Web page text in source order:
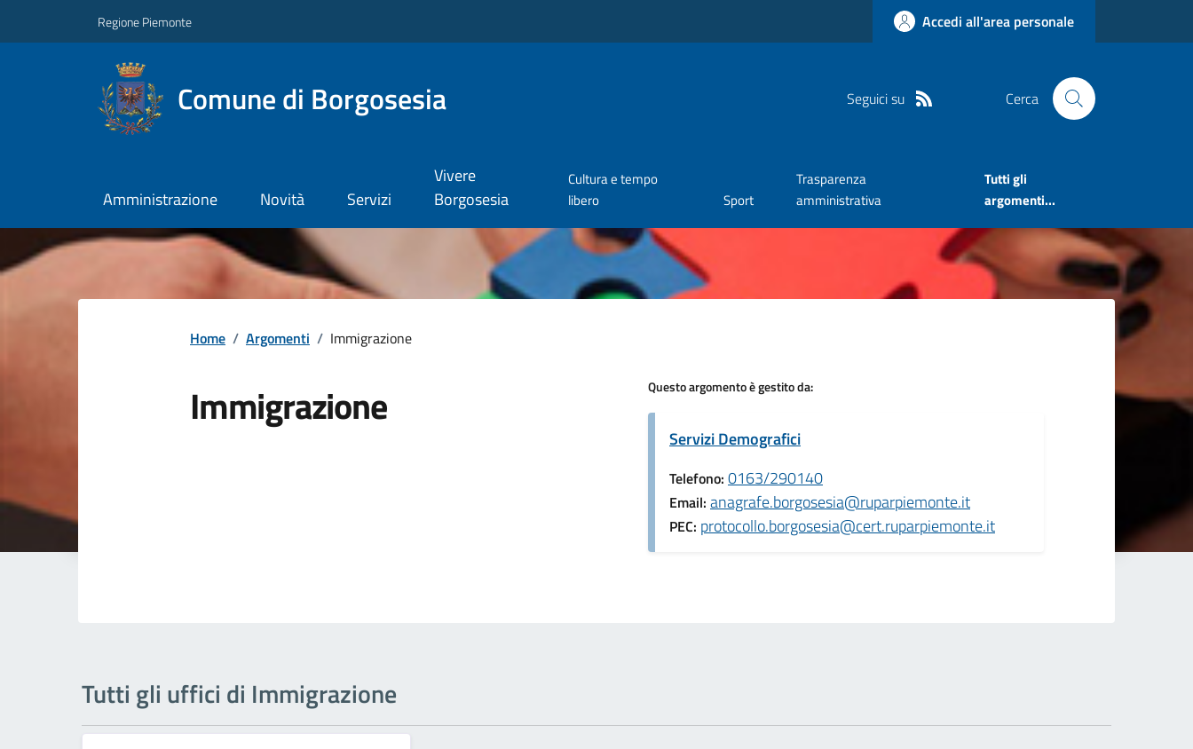
Regione Piemonte Accedi all'area personale
Comune di Borgosesia Seguici su Cerca
Amministrazione Novità Servizi
Vivere
Borgosesia
Cultura e tempo
libero
Sport
Trasparenza
amministrativa
Tutti gli
argomenti...
Home / Argomenti / Immigrazione
Immigrazione Questo argomento è gestito da:
Servizi Demografici
Telefono: 0163/290140
Email: anagrafe.borgosesia@ruparpiemonte.it
PEC: protocollo.borgosesia@cert.ruparpiemonte.it
Tutti gli uffici di Immigrazione